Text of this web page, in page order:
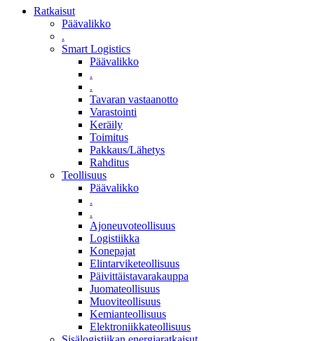
Ratkaisut
Päävalikko
.
Smart Logistics
Päävalikko
.
.
Tavaran vastaanotto
Varastointi
Keräily
Toimitus
Pakkaus/Lähetys
Rahditus
Teollisuus
Päävalikko
.
.
Ajoneuvoteollisuus
Logistiikka
Konepajat
Elintarviketeollisuus
Päivittäistavarakauppa
Juomateollisuus
Muoviteollisuus
Kemianteollisuus
Elektroniikkateollisuus